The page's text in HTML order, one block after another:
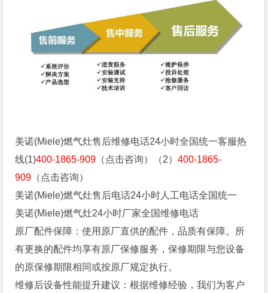
‌‌美诺(Miele)燃气灶售后维修电话24小时全国统一客服热
线(1)400-1865-909 （点击咨询）（2）400-1865-
909 （点击咨询）
‌‌美诺(Miele)燃气灶售后电话24小时人工电话全国统一
‌‌美诺(Miele)燃气灶24小时厂家全国维修电话
原厂配件保障：使用原厂直供的配件，品质有保障。所
有更换的配件均享有原厂保修服务，保修期限与您设备
的原保修期限相同或按原厂规定执行。
维修后设备性能提升建议：根据维修经验，我们为客户